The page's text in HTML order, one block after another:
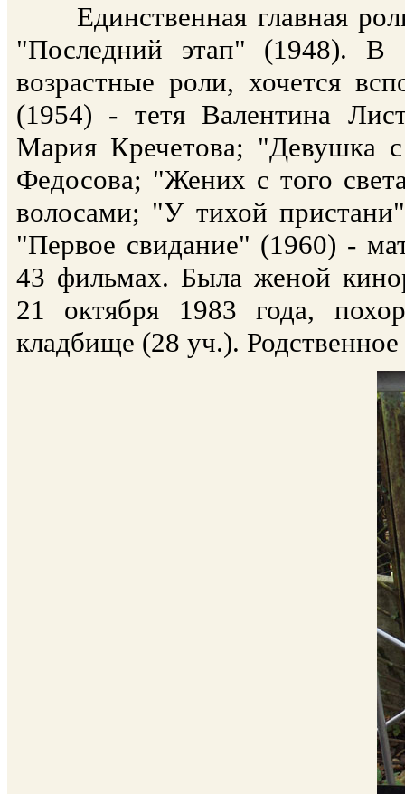
Единственная главная
"Последний этап" (1948). В
возрастные роли, хочется
(1954) - тетя Валентина
Мария Кречетова; "Девушка
Федосова; "Жених с того
волосами; "У тихой
"Первое свидание" (1960) -
43 фильмах. Была женой
21 октября 1983 года,
кладбище (28 уч.). Родственное